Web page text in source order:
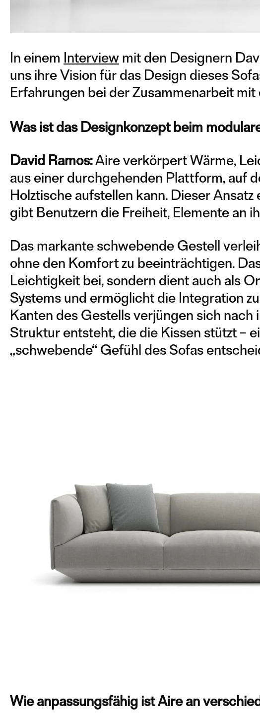
In einem Interview mit den Designern
uns ihre Vision für das Design dieses
Erfahrungen bei der Zusammenarbeit
Was ist das Designkonzept beim
David Ramos:Aire verkörpert Wärme,
aus einer durchgehenden Plattform, auf
Holztische aufstellen kann. Dieser
gibt Benutzern die Freiheit, Elemente an
Das markante schwebende Gestell
ohne den Komfort zu beeinträchtigen.
Leichtigkeit bei, sondern dient auch als
Systems und ermöglicht die Integration
Kanten des Gestells verjüngen sich
Struktur entsteht, die die Kissen stützt –
„schwebende“ Gefühl des Sofas
Wie anpassungsfähig ist Aire an